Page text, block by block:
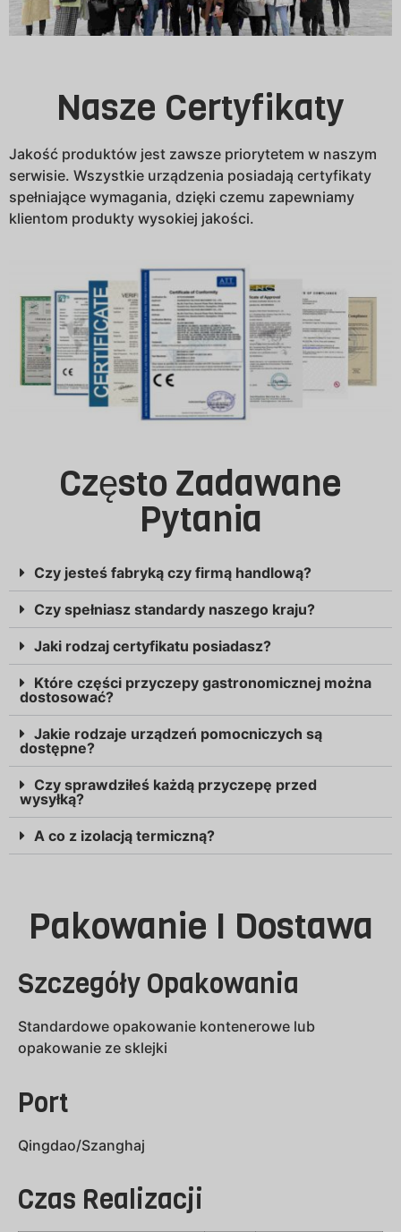
Nasze Certyfikaty
Jakość produktów jest zawsze priorytetem w naszym
serwisie. Wszystkie urządzenia posiadają certyfikaty
spełniające wymagania, dzięki czemu zapewniamy
klientom produkty wysokiej jakości.
Często Zadawane
Pytania
Czy jesteś fabryką czy firmą handlową?
Czy spełniasz standardy naszego kraju?
Jaki rodzaj certyfikatu posiadasz?
Które części przyczepy gastronomicznej można
dostosować?
Jakie rodzaje urządzeń pomocniczych są
dostępne?
Czy sprawdziłeś każdą przyczepę przed
wysyłką?
A co z izolacją termiczną?
Pakowanie I Dostawa
Szczegóły Opakowania
Standardowe opakowanie kontenerowe lub
opakowanie ze sklejki
Port
Qingdao/Szanghaj
Czas Realizacji